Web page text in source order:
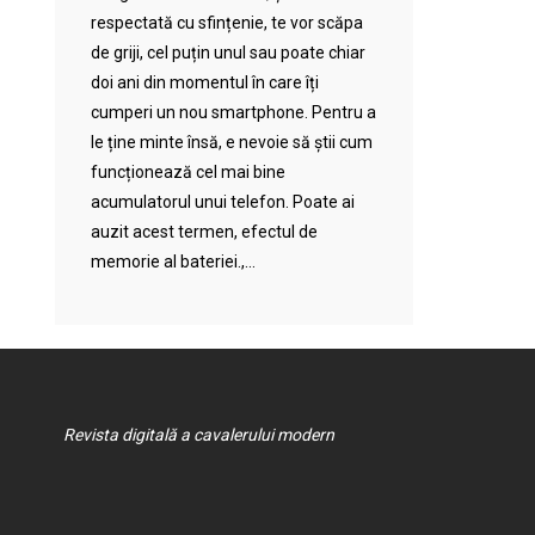
respectată cu sfințenie, te vor scăpa
de griji, cel puțin unul sau poate chiar
doi ani din momentul în care îți
cumperi un nou smartphone. Pentru a
le ține minte însă, e nevoie să știi cum
funcționează cel mai bine
acumulatorul unui telefon. Poate ai
auzit acest termen, efectul de
memorie al bateriei.,...
Revista digitală a cavalerului modern